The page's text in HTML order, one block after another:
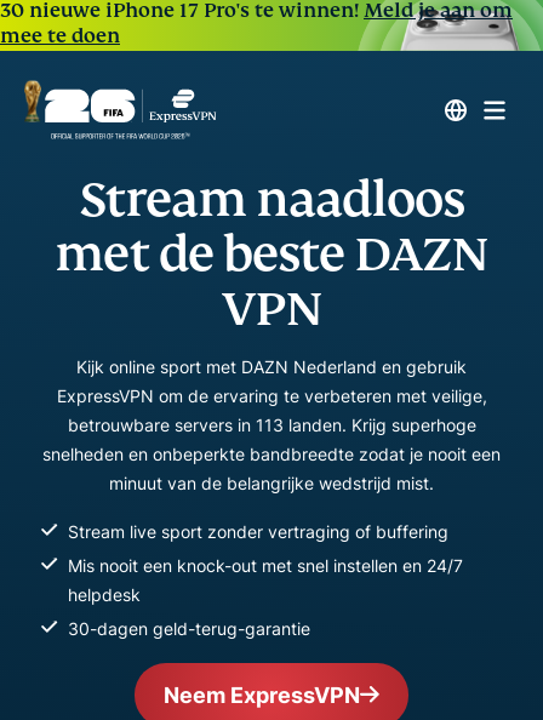
30 nieuwe iPhone 17 Pro's te winnen!Meld je aan om
mee te doen
Stream naadloos
met de beste DAZN
VPN
Kijk online sport met DAZN Nederland en gebruik
ExpressVPN om de ervaring te verbeteren met veilige,
betrouwbare servers in 113 landen. Krijg superhoge
snelheden en onbeperkte bandbreedte zodat je nooit een
minuut van de belangrijke wedstrijd mist.
Stream live sport zonder vertraging of buffering
Mis nooit een knock-out met snel instellen en 24/7
helpdesk
30-dagen geld-terug-garantie
Neem ExpressVPN